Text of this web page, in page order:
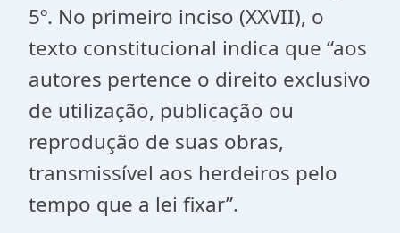
5º. No primeiro inciso (XXVII), o
texto constitucional indica que “aos
autores pertence o direito exclusivo
de utilização, publicação ou
reprodução de suas obras,
transmissível aos herdeiros pelo
tempo que a lei fixar”.